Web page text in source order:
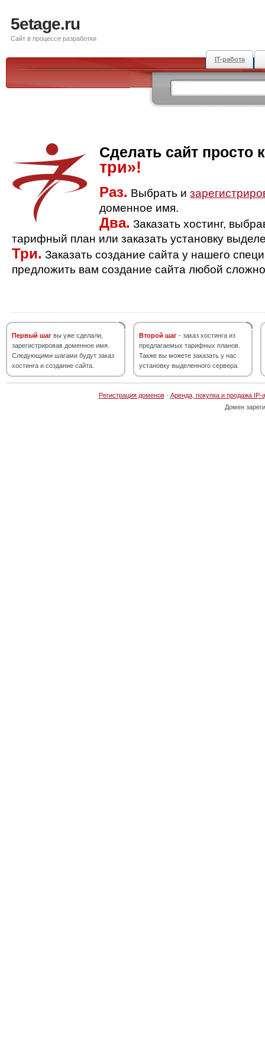
5etage.ru
Сайт в процессе разработки
IT-работа
Сделать сайт просто
три»!
Раз. Выбрать и
доменное имя.
Два. Заказать хостинг,
тарифный план или заказать установку
Три. Заказать создание сайта у нашего
предложить вам создание сайта любой
Первый шаг вы уже сделали,
зарегистрировав доменное имя.
Следующими шагами будут заказ
хостинга и создание сайта.
Второй шаг - заказ хостинга из
предлагаемых тарифных планов.
Также вы можете заказать у нас
установку выделенного сервера.
Регистрация доменов· Аренда, покупка и продажа IP-
Домен